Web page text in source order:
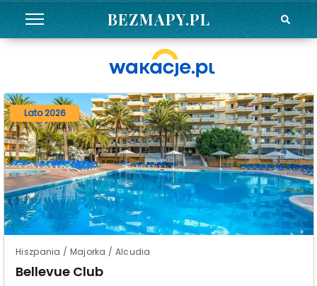
BEZMAPY.PL
Lato 2026
Hiszpania / Majorka / Alcudia
Bellevue Club